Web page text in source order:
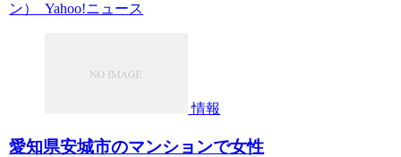
ン） Yahoo!ニュース
情報
愛知県安城市のマンションで女性